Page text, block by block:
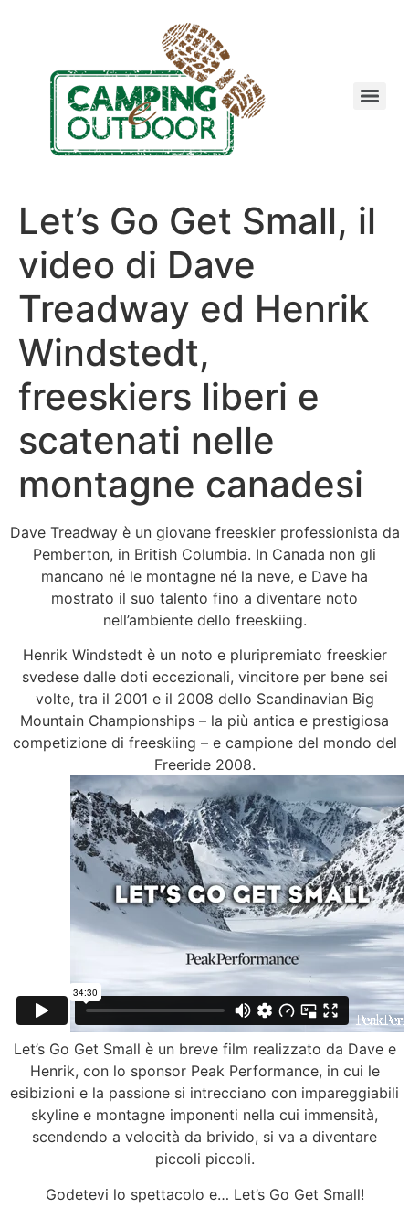
Let’s Go Get Small, il
video di Dave
Treadway ed Henrik
Windstedt,
freeskiers liberi e
scatenati nelle
montagne canadesi
Dave Treadway è un giovane freeskier professionista da
Pemberton, in British Columbia. In Canada non gli
mancano né le montagne né la neve, e Dave ha
mostrato il suo talento fino a diventare noto
nell’ambiente dello freeskiing.
Henrik Windstedt è un noto e pluripremiato freeskier
svedese dalle doti eccezionali, vincitore per bene sei
volte, tra il 2001 e il 2008 dello Scandinavian Big
Mountain Championships – la più antica e prestigiosa
competizione di freeskiing – e campione del mondo del
Freeride 2008.
Let’s Go Get Small è un breve film realizzato da Dave e
Henrik, con lo sponsor Peak Performance, in cui le
esibizioni e la passione si intrecciano con impareggiabili
skyline e montagne imponenti nella cui immensità,
scendendo a velocità da brivido, si va a diventare
piccoli piccoli.
Godetevi lo spettacolo e… Let’s Go Get Small!